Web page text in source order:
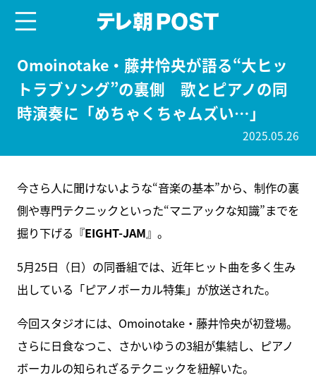
Omoinotake・藤井怜央が語る“大ヒッ
トラブソング”の裏側 歌とピアノの同
時演奏に「めちゃくちゃムズい…」
2025.05.26
今さら人に聞けないような“音楽の基本”から、制作の裏
側や専門テクニックといった“マニアックな知識”までを
掘り下げる『EIGHT-JAM』。
5月25日（日）の同番組では、近年ヒット曲を多く生み
出している「ピアノボーカル特集」が放送された。
今回スタジオには、Omoinotake・藤井怜央が初登場。
さらに日食なつこ、さかいゆうの3組が集結し、ピアノ
ボーカルの知られざるテクニックを紐解いた。